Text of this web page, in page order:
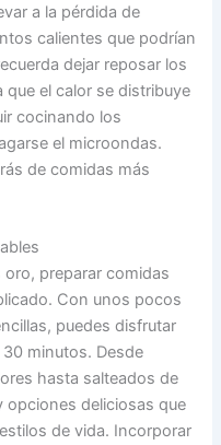
a la pérdida de
calientes que podrían
dejar reposar los
el calor se distribuye
cocinando los
el microondas.
de comidas más
preparar comidas
Con unos pocos
puedes disfrutar
minutos. Desde
hasta salteados de
opciones deliciosas que
de vida. Incorporar